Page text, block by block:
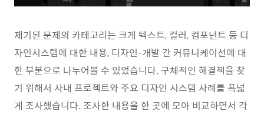
제기된 문제의 카테고리는 크게 텍스트, 컬러, 컴포넌트 등 디
자인시스템에 대한 내용, 디자인-개발 간 커뮤니케이션에 대
한 부분으로 나누어볼 수 있었습니다. 구체적인 해결책을 찾
기 위해서 사내 프로젝트와 주요 디자인 시스템 사례를 폭넓
게 조사했습니다. 조사한 내용을 한 곳에 모아 비교하면서 각